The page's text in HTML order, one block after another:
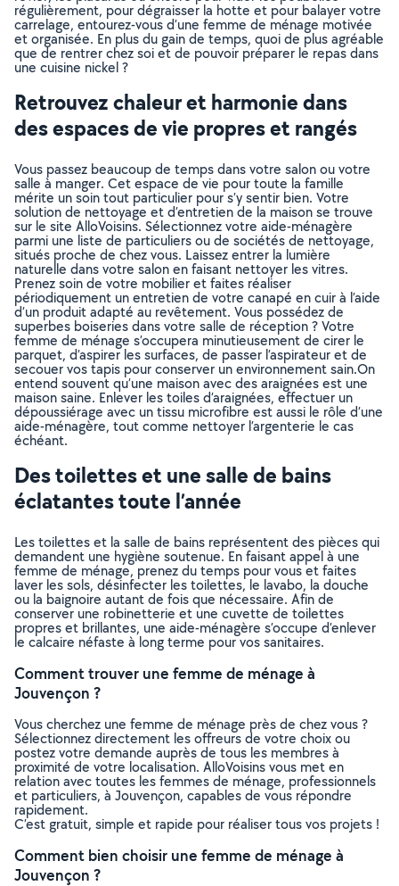
régulièrement, pour dégraisser la hotte et pour balayer votre
carrelage, entourez-vous d’une femme de ménage motivée
et organisée. En plus du gain de temps, quoi de plus agréable
que de rentrer chez soi et de pouvoir préparer le repas dans
une cuisine nickel ?
Retrouvez chaleur et harmonie dans
des espaces de vie propres et rangés
Vous passez beaucoup de temps dans votre salon ou votre
salle à manger. Cet espace de vie pour toute la famille
mérite un soin tout particulier pour s’y sentir bien. Votre
solution de nettoyage et d’entretien de la maison se trouve
sur le site AlloVoisins. Sélectionnez votre aide-ménagère
parmi une liste de particuliers ou de sociétés de nettoyage,
situés proche de chez vous. Laissez entrer la lumière
naturelle dans votre salon en faisant nettoyer les vitres.
Prenez soin de votre mobilier et faites réaliser
périodiquement un entretien de votre canapé en cuir à l’aide
d’un produit adapté au revêtement. Vous possédez de
superbes boiseries dans votre salle de réception ? Votre
femme de ménage s’occupera minutieusement de cirer le
parquet, d’aspirer les surfaces, de passer l’aspirateur et de
secouer vos tapis pour conserver un environnement sain.On
entend souvent qu’une maison avec des araignées est une
maison saine. Enlever les toiles d’araignées, effectuer un
dépoussiérage avec un tissu microfibre est aussi le rôle d’une
aide-ménagère, tout comme nettoyer l’argenterie le cas
échéant.
Des toilettes et une salle de bains
éclatantes toute l’année
Les toilettes et la salle de bains représentent des pièces qui
demandent une hygiène soutenue. En faisant appel à une
femme de ménage, prenez du temps pour vous et faites
laver les sols, désinfecter les toilettes, le lavabo, la douche
ou la baignoire autant de fois que nécessaire. Afin de
conserver une robinetterie et une cuvette de toilettes
propres et brillantes, une aide-ménagère s’occupe d’enlever
le calcaire néfaste à long terme pour vos sanitaires.
Comment trouver une femme de ménage à
Jouvençon ?
Vous cherchez une femme de ménage près de chez vous ?
Sélectionnez directement les offreurs de votre choix ou
postez votre demande auprès de tous les membres à
proximité de votre localisation. AlloVoisins vous met en
relation avec toutes les femmes de ménage, professionnels
et particuliers, à Jouvençon, capables de vous répondre
rapidement.
C’est gratuit, simple et rapide pour réaliser tous vos projets !
Comment bien choisir une femme de ménage à
Jouvençon ?